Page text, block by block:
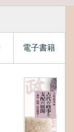
電子書籍